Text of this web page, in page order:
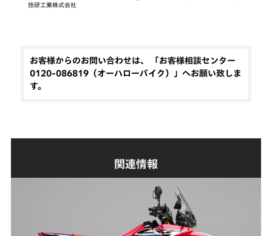
技研工業株式会社
お客様からのお問い合わせは、 「お客様相談センター
0120-086819（オーハローバイク）」へお願い致しま
す。
関連情報